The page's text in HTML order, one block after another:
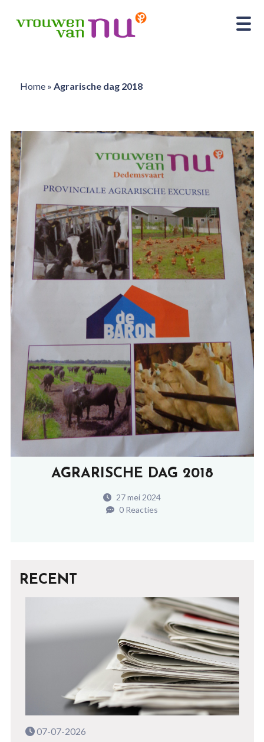
Home» Agrarische dag 2018
AGRARISCHE DAG 2018
27 mei 2024
0 Reacties
RECENT
07-07-2026